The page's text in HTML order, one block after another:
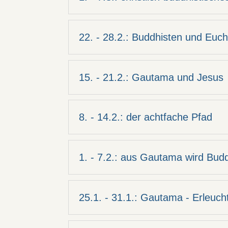
22. - 28.2.: Buddhisten und
15. - 21.2.: Gautama und Jesus
8. - 14.2.: der achtfache Pfad
1. - 7.2.: aus Gautama wird
25.1. - 31.1.: Gautama -